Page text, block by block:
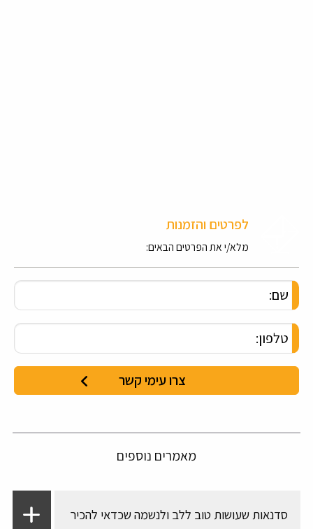
לפרטים והזמנות
מלא/י את הפרטים הבאים:
מאמרים נוספים
סדנאות שעושות טוב ללב ולנשמה שכדאי להכיר